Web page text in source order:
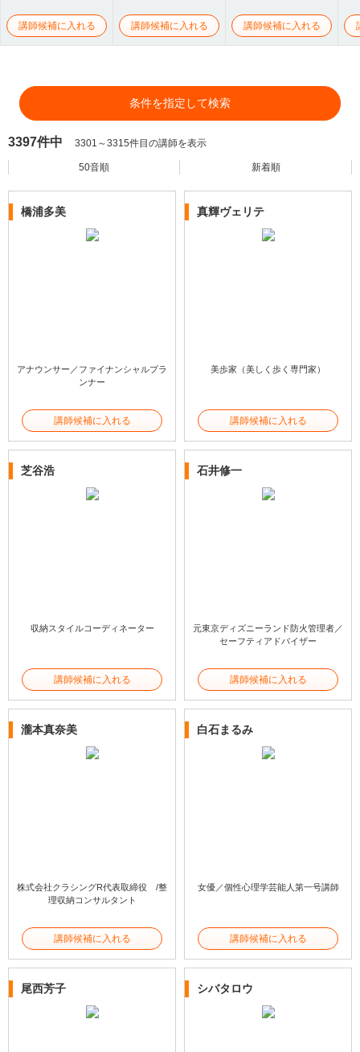
講師候補に入れる 講師候補に入れる 講師候補に入れる
条件を指定して検索
3397件中 3301～3315件目の講師を表示
50音順 新着順
橋浦多美
アナウンサー／ファイナンシャルプラ
ンナー
講師候補に入れる
真輝ヴェリテ
美歩家（美しく歩く専門家）
講師候補に入れる
芝谷浩
収納スタイルコーディネーター
講師候補に入れる
石井修一
元東京ディズニーランド防火管理者／
セーフティアドバイザー
講師候補に入れる
瀧本真奈美
株式会社クラシングR代表取締役 /整
理収納コンサルタント
講師候補に入れる
白石まるみ
女優／個性心理学芸能人第一号講師
講師候補に入れる
尾西芳子 シバタロウ